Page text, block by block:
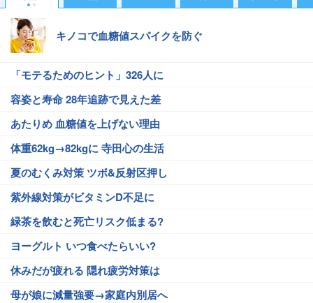
キノコで血糖値スパイクを防ぐ
「モテるためのヒント」326人に
容姿と寿命 28年追跡で見えた差
あたりめ 血糖値を上げない理由
体重62kg→82kgに 寺田心の生活
夏のむくみ対策 ツボ&反射区押し
紫外線対策がビタミンD不足に
緑茶を飲むと死亡リスク低まる?
ヨーグルト いつ食べたらいい?
休みだが疲れる 隠れ疲労対策は
母が娘に減量強要→家庭内別居へ